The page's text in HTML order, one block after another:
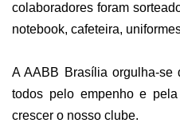
colaboradores foram
notebook, cafeteira,
A AABB Brasília orgulha-
todos pelo empenho e
crescer o nosso clube.